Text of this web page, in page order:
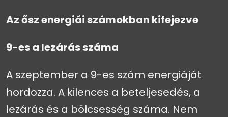
Az ősz energiái számokban kifejezve
9-es a lezárás száma
A szeptember a 9-es szám energiáját
hordozza. A kilences a beteljesedés, a
lezárás és a bölcsesség száma. Nem